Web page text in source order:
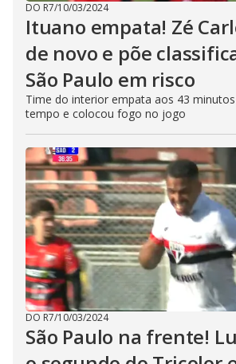
DO R7/10/03/2024
Ituano empata! Zé
de novo e põe
São Paulo em risco
Time do interior empata aos 43
tempo e colocou fogo no jogo
DO R7/10/03/2024
São Paulo na frente!